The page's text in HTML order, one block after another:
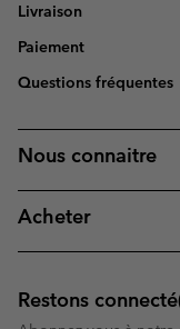
Livraison
Paiement
Questions fréquentes
Nous connaitre
Acheter
Restons